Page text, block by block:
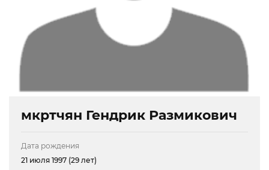
мкртчян Гендрик Размикович
Дата рождения
21 июля 1997 (29 лет)